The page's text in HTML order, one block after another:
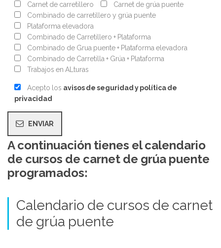
Carnet de carretillero
Carnet de grúa puente
Combinado de carretillero y grúa puente
Plataforma elevadora
Combinado de Carretillero + Plataforma
Combinado de Grua puente + Plataforma elevadora
Combinado de Carretilla + Grúa + Plataforma
Trabajos en ALturas
Acepto los avisos de seguridad y política de
privacidad
A continuación tienes el calendario
de cursos de carnet de grúa puente
programados:
Calendario de cursos de carnet
de grúa puente